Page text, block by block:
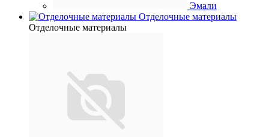
Эмали
Отделочные материалы
Отделочные материалы